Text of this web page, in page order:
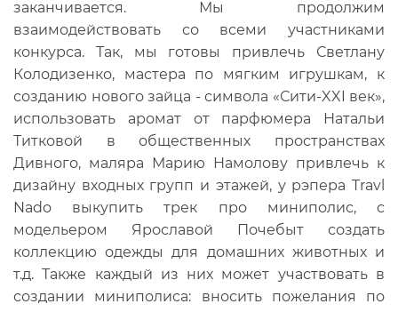
заканчивается. Мы продолжим
взаимодействовать со всеми участниками
конкурса. Так, мы готовы привлечь Светлану
Колодизенко, мастера по мягким игрушкам, к
созданию нового зайца - символа «Сити-XXI век»,
использовать аромат от парфюмера Натальи
Титковой в общественных пространствах
Дивного, маляра Марию Намолову привлечь к
дизайну входных групп и этажей, у рэпера Travl
Nado выкупить трек про миниполис, с
модельером Ярославой Почебыт создать
коллекцию одежды для домашних животных и
т.д. Также каждый из них может участвовать в
создании миниполиса: вносить пожелания по